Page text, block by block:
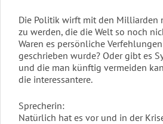
Die Politik wirft mit den Milliarden
zu werden, die die Welt so noch
Waren es persönliche
geschrieben wurde? Oder gibt es
und die man künftig vermeiden
die interessantere.
Sprecherin:
Natürlich hat es vor und in der